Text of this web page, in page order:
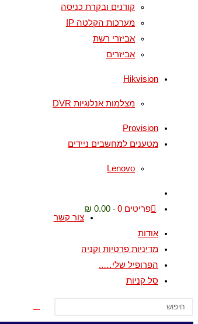
קודנים ובקרת כניסה
מערכות הקלטה IP
אביזרי רשת
אביזרים
Hikvision
מצלמות אנלוגיות DVR
Provision
מטענים למחשבים ניידים
Lenovo
website
פריטים 0
0.00 ₪
צור קשר
אודות
מדיניות פרטיות וקניה
הפרופיל שלי…..
סל קניות